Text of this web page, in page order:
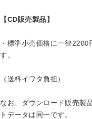
【CD販売製品】
・標準小売価格に一律
す。
（送料イワタ負担）
なお、ダウンロード販売製
トデータは同一です。